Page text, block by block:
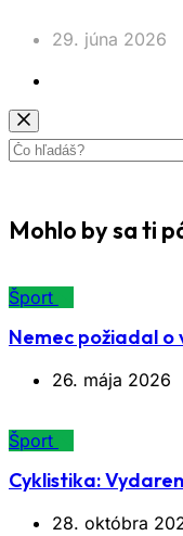
29. júna 2026
Mohlo by sa ti
Šport
Nemec požiadal o
26. mája 2026
Šport
Cyklistika:
28. októbra